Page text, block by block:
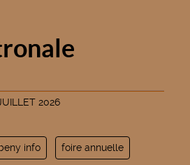
2026
info foire annuelle